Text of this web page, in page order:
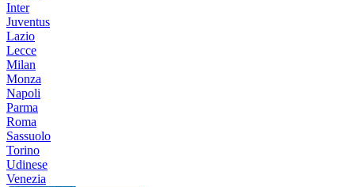
Inter
Juventus
Lazio
Lecce
Milan
Monza
Napoli
Parma
Roma
Sassuolo
Torino
Udinese
Venezia